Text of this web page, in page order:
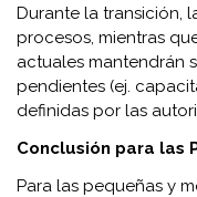
Durante la transición,
procesos, mientras
actuales mantendrán
pendientes (ej.
definidas por las
Conclusión para las
Para las pequeñas y